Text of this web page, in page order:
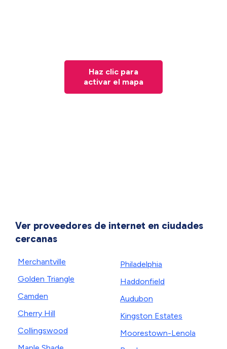
Haz clic para
activar el mapa
Ver proveedores de internet en ciudades
cercanas
Merchantville
Golden Triangle
Camden
Cherry Hill
Collingswood
Philadelphia
Haddonfield
Audubon
Kingston Estates
Moorestown-Lenola